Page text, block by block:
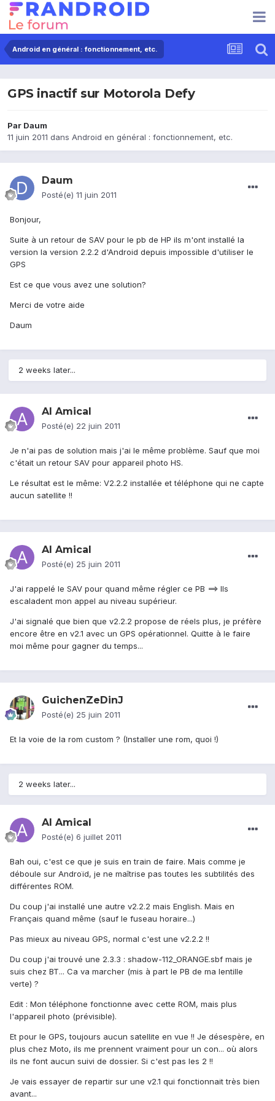
Android en général : fonctionnement, etc.
GPS inactif sur Motorola Defy
Par Daum
11 juin 2011 dans Android en général : fonctionnement, etc.
Daum
Posté(e) 11 juin 2011
Bonjour,
Suite à un retour de SAV pour le pb de HP ils m'ont installé la
version la version 2.2.2 d'Android depuis impossible d'utiliser le
GPS
Est ce que vous avez une solution?
Merci de votre aide
Daum
2 weeks later...
Al Amical
Posté(e) 22 juin 2011
Je n'ai pas de solution mais j'ai le même problème. Sauf que moi
c'était un retour SAV pour appareil photo HS.
Le résultat est le même: V2.2.2 installée et téléphone qui ne capte
aucun satellite !!
Al Amical
Posté(e) 25 juin 2011
J'ai rappelé le SAV pour quand même régler ce PB ==> Ils
escaladent mon appel au niveau supérieur.
J'ai signalé que bien que v2.2.2 propose de réels plus, je préfère
encore être en v2.1 avec un GPS opérationnel. Quitte à le faire
moi même pour gagner du temps...
GuichenZeDinJ
Posté(e) 25 juin 2011
Et la voie de la rom custom ? (Installer une rom, quoi !)
2 weeks later...
Al Amical
Posté(e) 6 juillet 2011
Bah oui, c'est ce que je suis en train de faire. Mais comme je
déboule sur Androïd, je ne maîtrise pas toutes les subtilités des
différentes ROM.
Du coup j'ai installé une autre v2.2.2 mais English. Mais en
Français quand même (sauf le fuseau horaire...)
Pas mieux au niveau GPS, normal c'est une v2.2.2 !!
Du coup j'ai trouvé une 2.3.3 : shadow-112_ORANGE.sbf mais je
suis chez BT... Ca va marcher (mis à part le PB de ma lentille
verte) ?
Edit : Mon téléphone fonctionne avec cette ROM, mais plus
l'appareil photo (prévisible).
Et pour le GPS, toujours aucun satellite en vue !! Je désespère, en
plus chez Moto, ils me prennent vraiment pour un con... où alors
ils ne font aucun suivi de dossier. Si c'est pas les 2 !!
Je vais essayer de repartir sur une v2.1 qui fonctionnait très bien
avant...